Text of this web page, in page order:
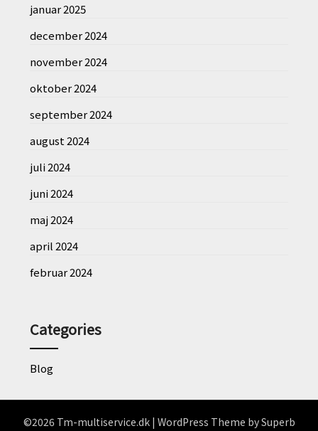
januar 2025
december 2024
november 2024
oktober 2024
september 2024
august 2024
juli 2024
juni 2024
maj 2024
april 2024
februar 2024
Categories
Blog
©2026 Tm-multiservice.dk | WordPress Theme bySuperb